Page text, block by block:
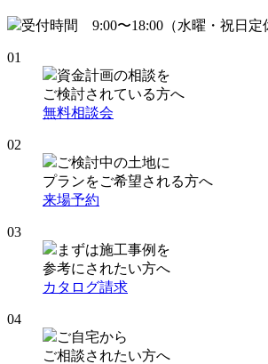
受付時間 9:00〜18:00（水曜・祝日定
01
資金計画の相談を
ご検討されている方へ
無料相談会
02
ご検討中の土地に
プランをご希望される方へ
来場予約
03
まずは施工事例を
参考にされたい方へ
カタログ請求
04
ご自宅から
ご相談されたい方へ